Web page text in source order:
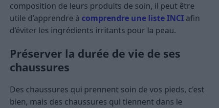
composition de leurs produits de soin, il peut être
utile d’apprendre à comprendre une liste INCI afin
d’éviter les ingrédients irritants pour la peau.
Préserver la durée de vie de ses
chaussures
Des chaussures qui prennent soin de vos pieds, c’est
bien, mais des chaussures qui tiennent dans le